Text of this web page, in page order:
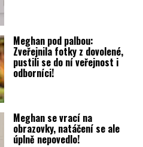
Meghan pod palbou:
Zveřejnila fotky z dovolené,
pustili se do ní veřejnost i
odborníci!
Meghan se vrací na
obrazovky, natáčení se ale
úplně nepovedlo!